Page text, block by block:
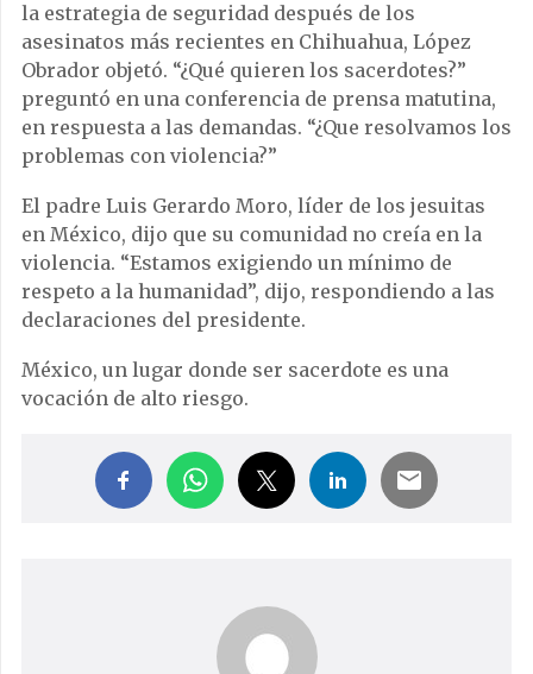
la estrategia de seguridad después de los
asesinatos más recientes en Chihuahua, López
Obrador objetó. “¿Qué quieren los sacerdotes?”
preguntó en una conferencia de prensa matutina,
en respuesta a las demandas. “¿Que resolvamos los
problemas con violencia?”
El padre Luis Gerardo Moro, líder de los jesuitas
en México, dijo que su comunidad no creía en la
violencia. “Estamos exigiendo un mínimo de
respeto a la humanidad”, dijo, respondiendo a las
declaraciones del presidente.
México, un lugar donde ser sacerdote es una
vocación de alto riesgo.